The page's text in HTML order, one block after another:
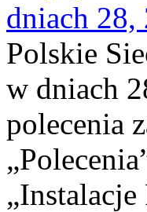
dniach 28,
Polskie
w dniach
polecenia